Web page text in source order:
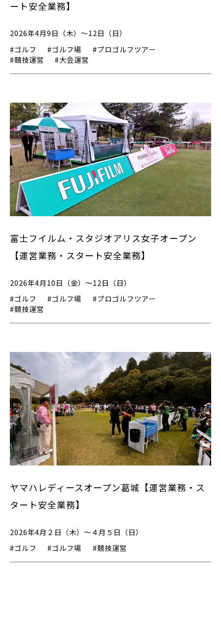
ート安全業務】
2026年4月9日（木）～12日（日）
#ゴルフ
#ゴルフ場
#プロゴルフツアー
#競技運営
#大会運営
富士フイルム・スタジオアリス女子オープン
【運営業務・スタート安全業務】
2026年4月10日（金）～12日（日）
#ゴルフ
#ゴルフ場
#プロゴルフツアー
#競技運営
ヤマハレディースオープン葛城【運営業務・ス
タート安全業務】
2026年4月２日（木）～４月５日（日）
#ゴルフ
#ゴルフ場 #競技運営